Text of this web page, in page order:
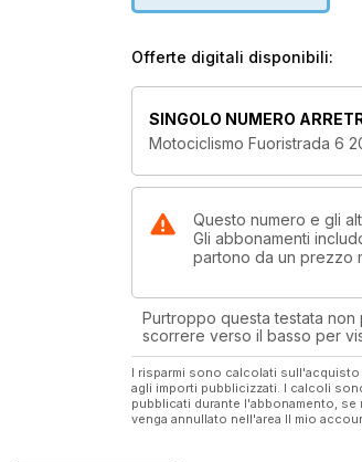
Offerte digitali disponibili:
SINGOLO NUMERO
Motociclismo Fuoristrada 6
Questo numero e gli
Gli abbonamenti
partono da un prezzo
Purtroppo questa testata non
scorrere verso il basso per
I risparmi sono calcolati
agli importi pubblicizzati. I calcoli
pubblicati durante l'abbonamento,
venga annullato nell'area Il mio